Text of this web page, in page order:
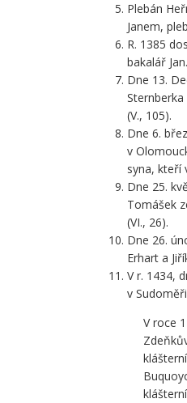
Plebán
Janem,
R. 1385
bakalář
Dne 13.
(V., 105).
Dne 6.
v
syna, kteří
Dne 25.
Tomášek
(VI., 26).
Dne 26.
Erhart a
V r. 1434,
v
V roce